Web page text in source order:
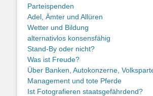
Parteispenden
Adel, Ämter und Allüren
Wetter und Bildung
alternativlos konsensfähig
Stand-By oder nicht?
Was ist Freude?
Über Banken, Autokonzerne,
Management und tote Pferde
Ist Fotografieren staatsgefährdend?